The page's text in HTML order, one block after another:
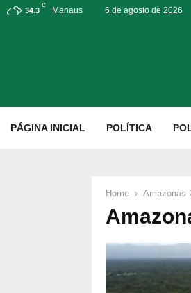
34.3
C
Manaus 6 de agosto de 2026
PÁGINA INICIAL POLÍTICA
Home Amazonas